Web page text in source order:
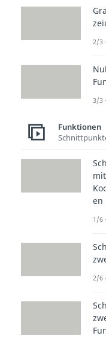
2/3
3/3
Funktionen
en
1/6
2/6